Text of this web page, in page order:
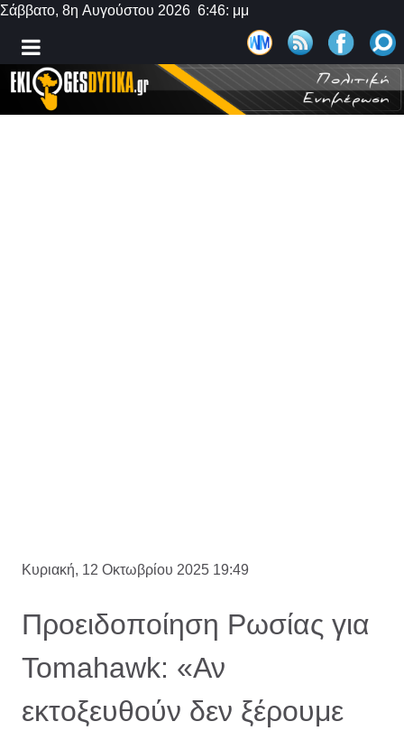
Σάββατο, 8η Αυγούστου 2026 6:46: μμ
Κυριακή, 12 Οκτωβρίου 2025 19:49
Προειδοποίηση Ρωσίας για
Tomahawk: «Αν
εκτοξευθούν δεν ξέρουμε